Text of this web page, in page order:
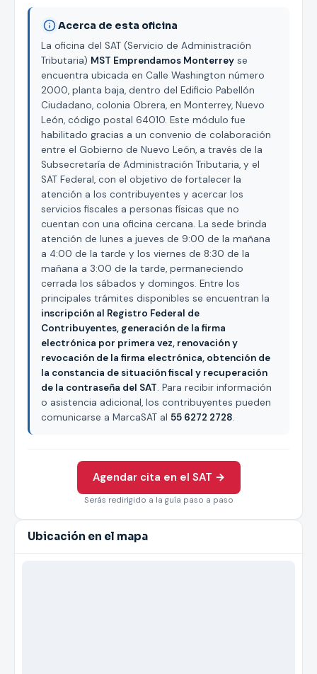
Acerca de esta oficina
La oficina del SAT (Servicio de Administración
Tributaria) MST Emprendamos Monterrey se
encuentra ubicada en Calle Washington número
2000, planta baja, dentro del Edificio Pabellón
Ciudadano, colonia Obrera, en Monterrey, Nuevo
León, código postal 64010. Este módulo fue
habilitado gracias a un convenio de colaboración
entre el Gobierno de Nuevo León, a través de la
Subsecretaría de Administración Tributaria, y el
SAT Federal, con el objetivo de fortalecer la
atención a los contribuyentes y acercar los
servicios fiscales a personas físicas que no
cuentan con una oficina cercana. La sede brinda
atención de lunes a jueves de 9:00 de la mañana
a 4:00 de la tarde y los viernes de 8:30 de la
mañana a 3:00 de la tarde, permaneciendo
cerrada los sábados y domingos. Entre los
principales trámites disponibles se encuentran la
inscripción al Registro Federal de
Contribuyentes, generación de la firma
electrónica por primera vez, renovación y
revocación de la firma electrónica, obtención de
la constancia de situación fiscal y recuperación
de la contraseña del SAT. Para recibir información
o asistencia adicional, los contribuyentes pueden
comunicarse a MarcaSAT al 55 6272 2728.
Agendar cita en el SAT →
Serás redirigido a la guía paso a paso
Ubicación en el mapa